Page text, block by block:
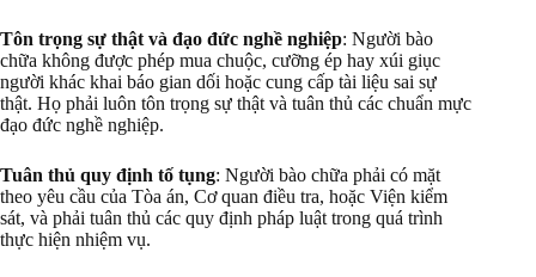
Tôn trọng sự thật và đạo đức nghề nghiệp: Người bào
chữa không được phép mua chuộc, cưỡng ép hay xúi giục
người khác khai báo gian dối hoặc cung cấp tài liệu sai sự
thật. Họ phải luôn tôn trọng sự thật và tuân thủ các chuẩn mực
đạo đức nghề nghiệp.
Tuân thủ quy định tố tụng: Người bào chữa phải có mặt
theo yêu cầu của Tòa án, Cơ quan điều tra, hoặc Viện kiểm
sát, và phải tuân thủ các quy định pháp luật trong quá trình
thực hiện nhiệm vụ.